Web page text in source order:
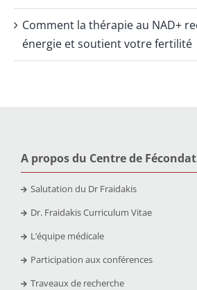
Comment la thérapie au NAD+
énergie et soutient votre fertilité
A propos du Centre de
Salutation du Dr Fraidakis
Dr. Fraidakis Curriculum Vitae
L’équipe médicale
Participation aux conférences
Traveaux de recherche